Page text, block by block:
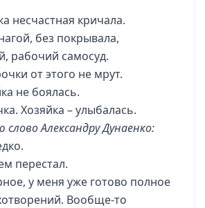
несчастная кричала.
без покрывала,
рабочий самосуд.
от этого не мрут.
не боялась.
Хозяйка – улыбалась.
Александру Дунаенко:
перестал.
у меня уже готово полное
Вообще-то